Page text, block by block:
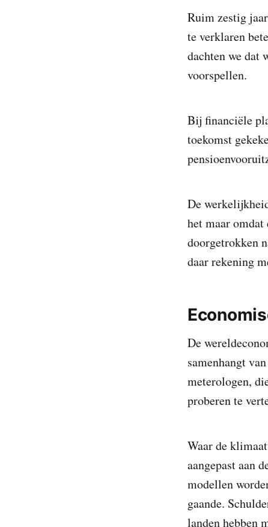
Ruim zestig
te verklaren
dachten we dat
voorspellen.
Bij financiële
toekomst
De
het maar
doorgetrokken
daar rekening
De
samenhangt
meterologen,
proberen te
Waar de
aangepast aan
modellen
gaande.
landen hebben